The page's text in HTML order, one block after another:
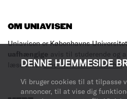
DENNE HJEMMESIDE
Vi bruger cookies til at tilpasse
annoncer, til at vise dig
OM UNIAVISEN
Uniavisen er Københavns
uafhængige avis til studerende og
læse med.Læs mere om avisen her.